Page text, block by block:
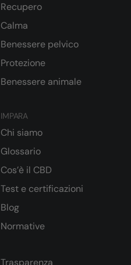
Recupero
Calma
Benessere pelvico
Protezione
Benessere animale
IMPARA
Chi siamo
Glossario
Cos’è il CBD
Test e certificazioni
Blog
Normative
Trasparenza